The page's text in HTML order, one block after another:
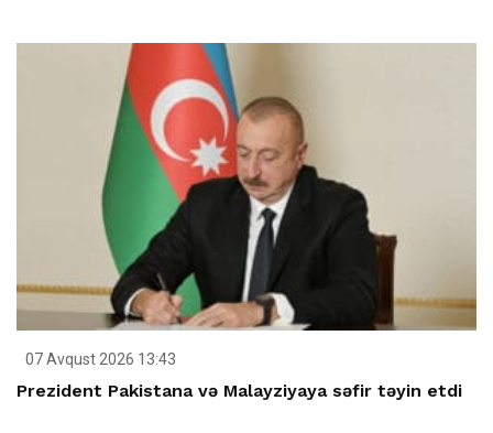
07 Avqust 2026 13:43
Prezident Pakistana və Malayziyaya səfir təyin etdi